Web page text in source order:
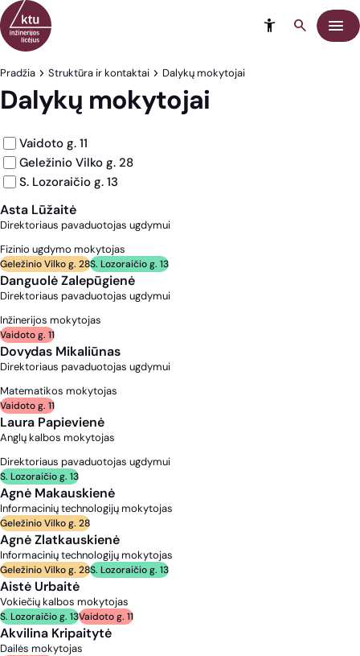
Eiti į turinį
Meniu
Pradžia Struktūra ir kontaktai Dalykų mokytojai
Dalykų mokytojai
Vaidoto g. 11
Geležinio Vilko g. 28
S. Lozoraičio g. 13
Asta Lūžaitė
Direktoriaus pavaduotojas ugdymui
Fizinio ugdymo mokytojas
Geležinio Vilko g. 28S. Lozoraičio g. 13
Danguolė Zalepūgienė
Direktoriaus pavaduotojas ugdymui
Inžinerijos mokytojas
Vaidoto g. 11
Dovydas Mikaliūnas
Direktoriaus pavaduotojas ugdymui
Matematikos mokytojas
Vaidoto g. 11
Laura Papievienė
Anglų kalbos mokytojas
Direktoriaus pavaduotojas ugdymui
S. Lozoraičio g. 13
Agnė Makauskienė
Informacinių technologijų mokytojas
Geležinio Vilko g. 28
Agnė Zlatkauskienė
Informacinių technologijų mokytojas
Geležinio Vilko g. 28S. Lozoraičio g. 13
Aistė Urbaitė
Vokiečių kalbos mokytojas
S. Lozoraičio g. 13Vaidoto g. 11
Akvilina Kripaitytė
Dailės mokytojas